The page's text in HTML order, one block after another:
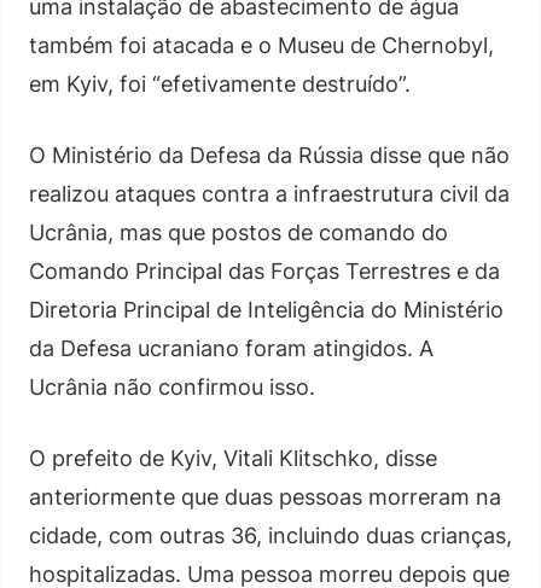
uma instalação de abastecimento de água
também foi atacada e o Museu de Chernobyl,
em Kyiv, foi “efetivamente destruído”.
O Ministério da Defesa da Rússia disse que não
realizou ataques contra a infraestrutura civil da
Ucrânia, mas que postos de comando do
Comando Principal das Forças Terrestres e da
Diretoria Principal de Inteligência do Ministério
da Defesa ucraniano foram atingidos. A
Ucrânia não confirmou isso.
O prefeito de Kyiv, Vitali Klitschko, disse
anteriormente que duas pessoas morreram na
cidade, com outras 36, incluindo duas crianças,
hospitalizadas. Uma pessoa morreu depois que